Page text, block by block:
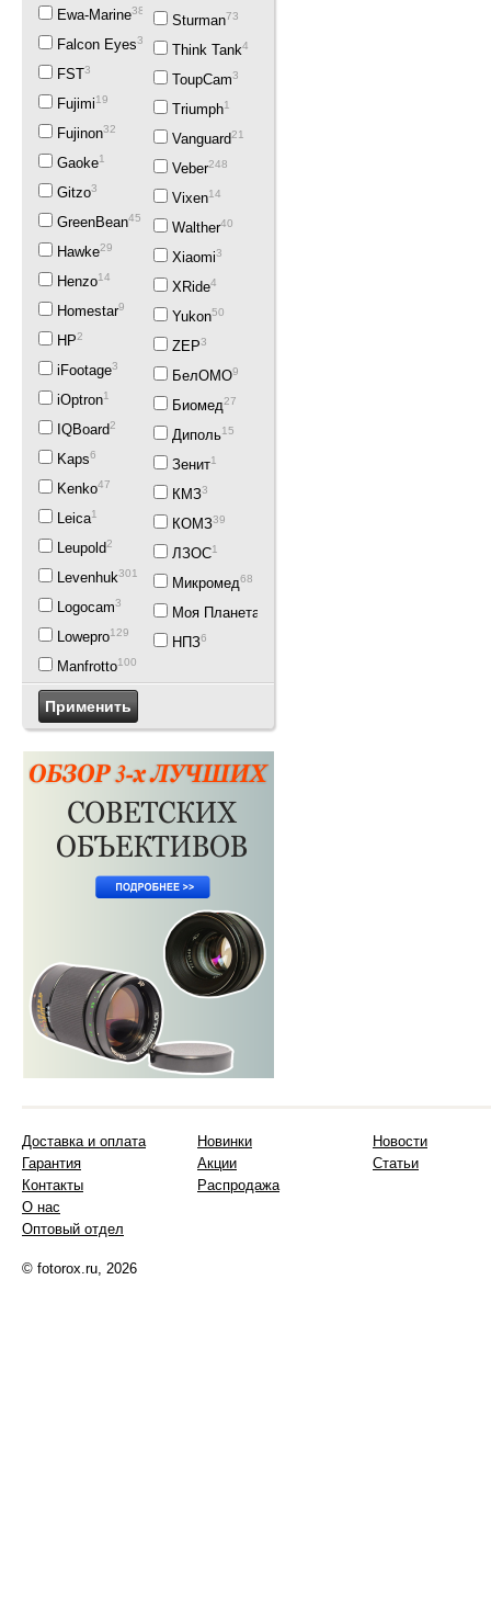
Ewa-Marine38
Falcon Eyes33
FST3
Fujimi19
Fujinon32
Gaoke1
Gitzo3
GreenBean45
Hawke29
Henzo14
Homestar9
HP2
iFootage3
iOptron1
IQBoard2
Kaps6
Kenko47
Leica1
Leupold2
Levenhuk301
Logocam3
Lowepro129
Manfrotto100
Sturman73
Think Tank4
ToupCam3
Triumph1
Vanguard21
Veber248
Vixen14
Walther40
Xiaomi3
XRide4
Yukon50
ZEP3
БелОМО9
Биомед27
Диполь15
Зенит1
КМЗ3
КОМЗ39
ЛЗОС1
Микромед68
Моя Планета
НПЗ6
Доставка и оплата
Гарантия
Контакты
О нас
Оптовый отдел
Новинки
Акции
Распродажа
Новости
Статьи
© fotorox.ru, 2026